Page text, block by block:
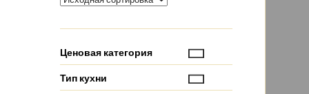
Ценовая категория
Тип кухни